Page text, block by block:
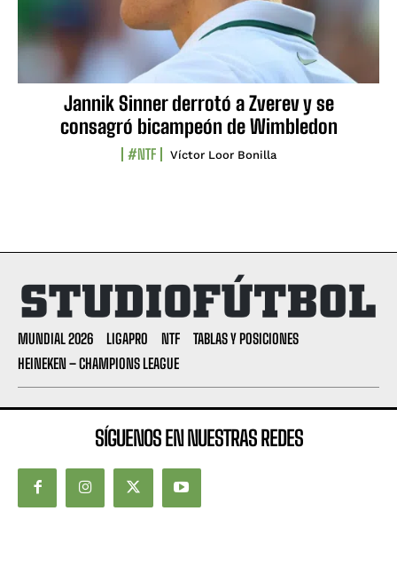
Jannik Sinner derrotó a Zverev y se
consagró bicampeón de Wimbledon
#NTF Víctor Loor Bonilla
MUNDIAL 2026 LIGAPRO NTF
TABLAS Y POSICIONES
HEINEKEN – CHAMPIONS LEAGUE
SÍGUENOS EN NUESTRAS REDES